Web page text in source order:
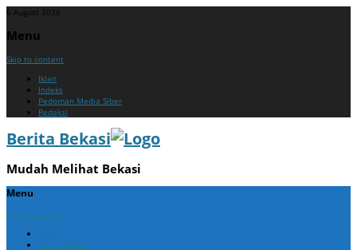
6 August 2026
Menu
Skip to content
Iklan
Indeks
Pedoman Media Siber
Redaksi
Berita Bekasi
Mudah Melihat Bekasi
Menu
Skip to content
Home
Berita Bekasi